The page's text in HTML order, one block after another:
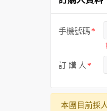
手機號碼
訂 購 人
本團目前採